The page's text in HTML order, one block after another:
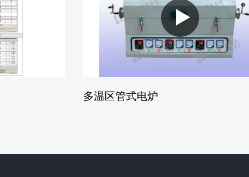
多温区管式电炉